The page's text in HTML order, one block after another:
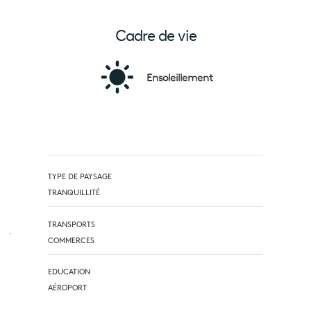
Cadre de vie
Ensoleillement
TYPE DE PAYSAGE
TRANQUILLITÉ
TRANSPORTS
COMMERCES
EDUCATION
AÉROPORT